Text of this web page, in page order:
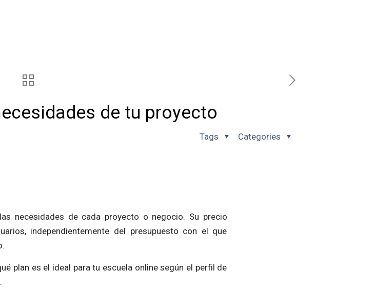
de tu proyecto
Categories
Tags
necesidades de cada proyecto o negocio. Su precio
independientemente del presupuesto con el que
plan es el ideal para tu escuela online según el perfil de